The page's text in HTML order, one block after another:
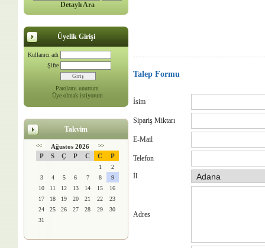
Detaylı Ara
Üyelik Girişi
Kullanıcı adı
Şifre
Parolamı unuttum
Üye olmak istiyorum
Takvim
<< Ağustos 2026 >>
P S Ç P C C P
1
2
3
4 5 6 7 8
9
10
11 12 13 14 15
16
17
18 19 20 21 22
23
24
25 26 27 28 29
30
31
Talep Formu
İsim
Sipariş Miktarı
E-Mail
Telefon
İl
Adres